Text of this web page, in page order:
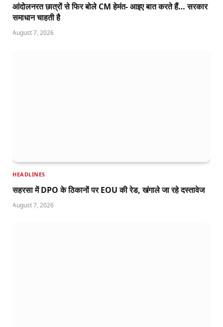
आंदोलनरत छात्रों से फिर बोले CM हेमंत- आइए बात करते हैं… सरकार
समाधान चाहती है
August 7, 2026
HEADLINES
सहरसा में DPO के ठिकानों पर EOU की रेड, खंगाले जा रहे दस्तावेज
August 7, 2026